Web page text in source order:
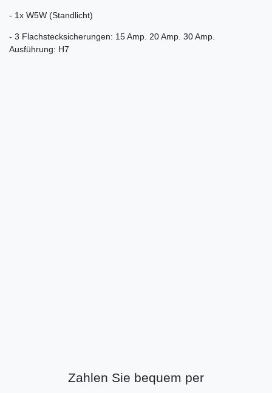
- 1x W5W (Standlicht)
- 3 Flachstecksicherungen: 15 Amp. 20 Amp. 30 Amp.
Ausführung: H7
Zahlen Sie bequem per